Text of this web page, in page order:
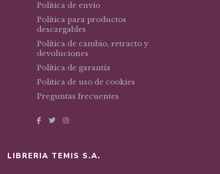
Política de envío
Política para productos
descargables
Política de cambio, retracto y
devoluciones
Política de garantía
Política de uso de cookies
Preguntas frecuentes
LIBRERIA TEMIS S.A.